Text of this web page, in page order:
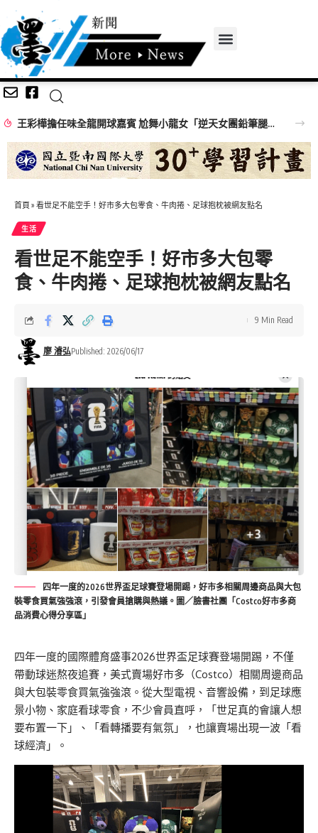
王彩樺擔任味全龍開球嘉賓 尬舞小龍女「逆天女團鉛筆腿」搶鏡
首頁 » 看世足不能空手！好市多大包零食、牛肉捲、足球抱枕被網友點名
生活
看世足不能空手！好市多大包零
食、牛肉捲、足球抱枕被網友點名
廖 濬弘Published: 2026/06/17
9 Min Read
四年一度的2026世界盃足球賽登場開踢，好市多相關周邊商品與大包
裝零食買氣強強滾，引發會員搶購與熱議。圖／臉書社團「Costco好市多商
品消費心得分享區」
四年一度的國際體育盛事2026世界盃足球賽登場開踢，不僅
帶動球迷熬夜追賽，美式賣場好市多（Costco）相關周邊商品
與大包裝零食買氣強強滾。從大型電視、音響設備，到足球應
景小物、家庭看球零食，不少會員直呼，「世足真的會讓人想
要布置一下」、「看轉播要有氣氛」，也讓賣場出現一波「看
球經濟」。